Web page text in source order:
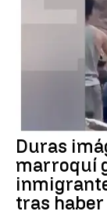
Crisis Migratoria
Duras
marroquí
tras